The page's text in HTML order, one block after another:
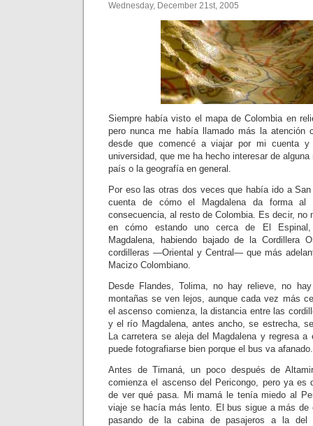
Wednesday, December 21st, 2005
Siempre había visto el mapa de Colombia en
pero nunca me había llamado más la atención
desde que comencé a viajar por mi cuenta
universidad, que me ha hecho interesar de
país o la geografía en general.
Por eso las otras dos veces que había ido a
cuenta de cómo el Magdalena da forma
consecuencia, al resto de Colombia. Es decir, no
en cómo estando uno cerca de El
Magdalena, habiendo bajado de la Cordillera
cordilleras —Oriental y Central— que más
Macizo Colombiano.
Desde Flandes, Tolima, no hay relieve, no
montañas se ven lejos, aunque cada vez más
el ascenso comienza, la distancia entre las
y el río Magdalena, antes ancho, se estrecha,
La carretera se aleja del Magdalena y regresa
puede fotografiarse bien porque el bus va afanado.
Antes de Timaná, un poco después de
comienza el ascenso del Pericongo, pero ya es
de ver qué pasa. Mi mamá le tenía miedo al
viaje se hacía más lento. El bus sigue a más de
pasando de la cabina de pasajeros a la del